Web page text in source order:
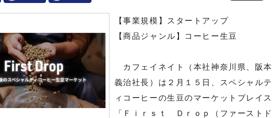
【事業規模】スタートアップ
【商品ジャンル】コーヒー生豆
カフェイネイト（本社神奈川県、阪本
義治社長）は２月１５日、スペシャルテ
ィコーヒーの生豆のマーケットプレイス
「Ｆｉｒｓｔ Ｄｒｏｐ（ファーストド